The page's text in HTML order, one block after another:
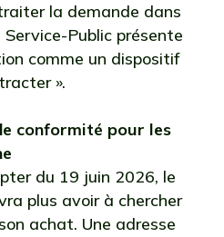
la demande dans
Public présente
comme un dispositif
».
conformité pour les
du 19 juin 2026, le
plus avoir à chercher
achat. Une adresse